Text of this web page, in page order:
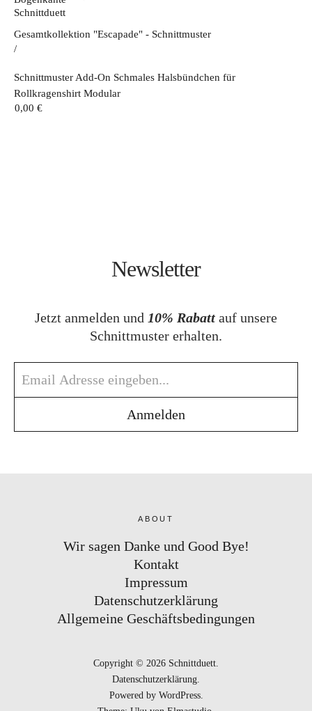
Gesamtkollektion "Escapade" - Schnittmuster
Schnittmuster Add-On Schmales Halsbündchen für
Rollkragenshirt Modular
0,00 €
Newsletter
Jetzt anmelden und 10% Rabatt auf unsere
Schnittmuster erhalten.
ABOUT
Wir sagen Danke und Good Bye!
Kontakt
Impressum
Datenschutzerklärung
Allgemeine Geschäftsbedingungen
Copyright © 2026 Schnittduett
Datenschutzerklärung
Powered by WordPress